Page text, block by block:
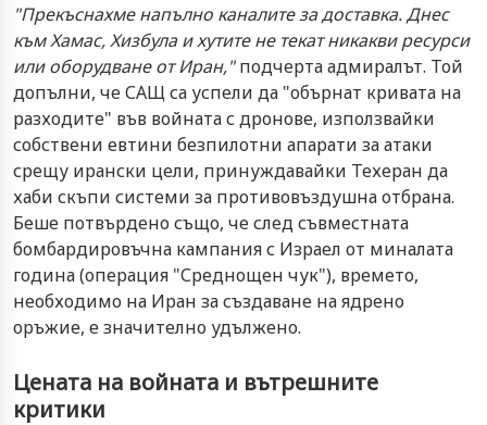
"Прекъснахме напълно каналите за доставка. Днес
към Хамас, Хизбула и хутите не текат никакви ресурси
или оборудване от Иран,"подчерта адмиралът. Той
допълни, че САЩ са успели да "обърнат кривата на
разходите" във войната с дронове, използвайки
собствени евтини безпилотни апарати за атаки
срещу ирански цели, принуждавайки Техеран да
хаби скъпи системи за противовъздушна отбрана.
Беше потвърдено също, че след съвместната
бомбардировъчна кампания с Израел от миналата
година (операция "Среднощен чук"), времето,
необходимо на Иран за създаване на ядрено
оръжие, е значително удължено.
Цената на войната и вътрешните
критики